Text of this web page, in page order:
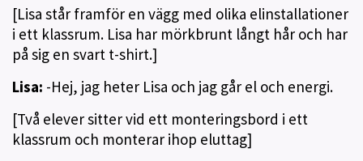
[Lisa står framför en vägg med olika elinstallationer
i ett klassrum. Lisa har mörkbrunt långt hår och har
på sig en svart t-shirt.]
Lisa: -Hej, jag heter Lisa och jag går el och energi.
[Två elever sitter vid ett monteringsbord i ett
klassrum och monterar ihop eluttag]